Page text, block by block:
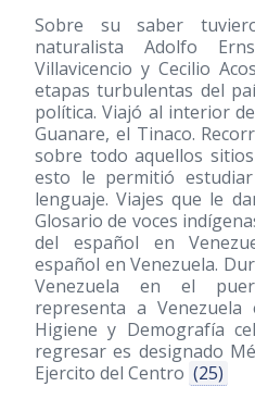
Sobre su saber
naturalista Adolfo
Villavicencio y Cecilio
etapas turbulentas del
política. Viajó al interior
Guanare, el Tinaco.
sobre todo aquellos
esto le permitió
lenguaje. Viajes que le
Glosario de voces
del español en
español en Venezuela.
Venezuela en el
representa a
Higiene y Demografía
regresar es designado
Ejercito del Centro (25)